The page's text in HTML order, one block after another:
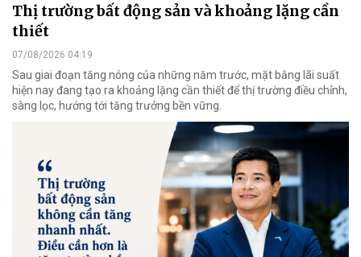
Thị trường bất động sản và khoảng lặng cần
thiết
07/08/2026 04:19
Sau giai đoạn tăng nóng của những năm trước, mặt bằng lãi suất
hiện nay đang tạo ra khoảng lặng cần thiết để thị trường điều chỉnh,
sàng lọc, hướng tới tăng trưởng bền vững.